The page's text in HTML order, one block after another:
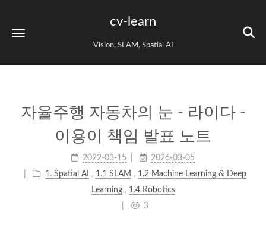
cv-learn
Vision, SLAM, Spatial AI
자율주행 자동차의 눈 - 라이다 -
이용이 책임 발표 노트
2022-03-15
2026-03-05
1. Spatial AI , 1.1 SLAM , 1.2 Machine Learning & Deep
Learning , 1.4 Robotics
3